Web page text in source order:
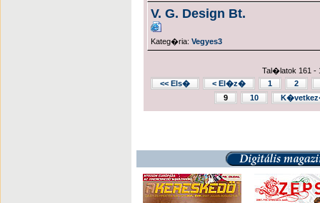
V. G. Design Bt.
Kateg�ria: Vegyes3
Tal�latok 161 -
<< Els�
< El�z� 1
2
9
10